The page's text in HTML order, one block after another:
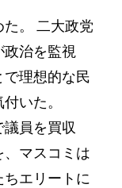
。 二大政党
政治を監視
で理想的な民
いた。
員を買収
、マスコミは
エリートに